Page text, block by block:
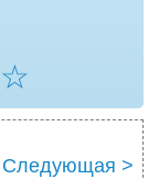
☆
Следующая >